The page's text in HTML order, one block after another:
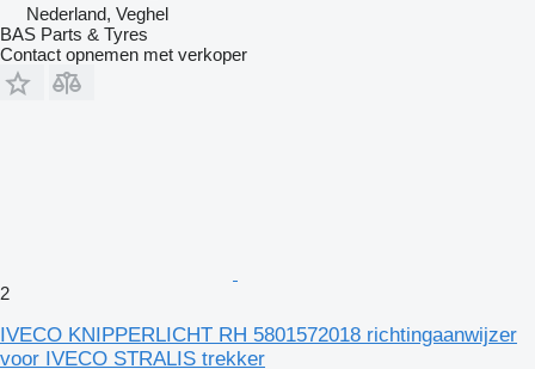
Nederland, Veghel
BAS Parts & Tyres
Contact opnemen met verkoper
2
IVECO KNIPPERLICHT RH 5801572018 richtingaanwijzer
voor IVECO STRALIS trekker